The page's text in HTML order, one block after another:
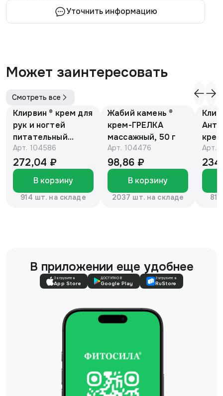
Уточнить информацию
Может заинтересовать
Смотреть все
Клирвин ® крем для
рук и ногтей
питательный
против
гиперпигментации
для осветления
кожи 75 г
Арт. 104586
272,04 ₽
В корзину
914 шт. на складе
Жабий камень ®
крем-ГРЕЛКА
массажный, 50 г
Арт. 104476
98,86 ₽
В корзину
2037 шт. на складе
Е и
Арт.
В приложении еще удобнее
Загрузите в
App Store
ДОСТУПНО В
Google Play
Загрузите в
RuStore